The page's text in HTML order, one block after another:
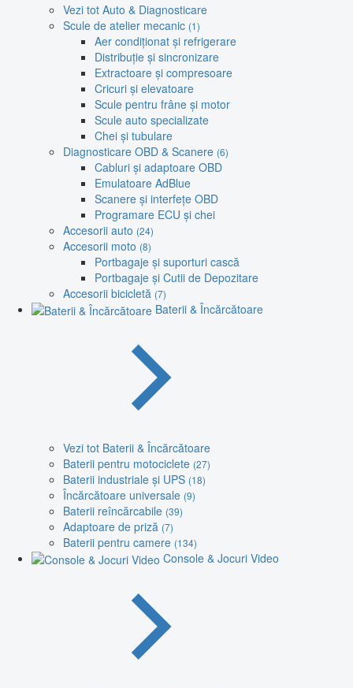
Vezi tot Auto & Diagnosticare
Scule de atelier mecanic (1)
Aer condiționat și refrigerare
Distribuție și sincronizare
Extractoare și compresoare
Cricuri și elevatoare
Scule pentru frâne și motor
Scule auto specializate
Chei și tubulare
Diagnosticare OBD & Scanere (6)
Cabluri și adaptoare OBD
Emulatoare AdBlue
Scanere și interfețe OBD
Programare ECU și chei
Accesorii auto (24)
Accesorii moto (8)
Portbagaje și suporturi cască
Portbagaje și Cutii de Depozitare
Accesorii bicicletă (7)
Baterii & Încărcătoare
Vezi tot Baterii & Încărcătoare
Baterii pentru motociclete (27)
Baterii industriale și UPS (18)
Încărcătoare universale (9)
Baterii reîncărcabile (39)
Adaptoare de priză (7)
Baterii pentru camere (134)
Console & Jocuri Video